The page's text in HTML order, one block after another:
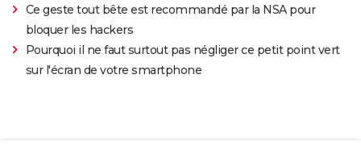
Ce geste tout bête est recommandé par la NSA pour
bloquer les hackers
Pourquoi il ne faut surtout pas négliger ce petit point vert
sur l'écran de votre smartphone